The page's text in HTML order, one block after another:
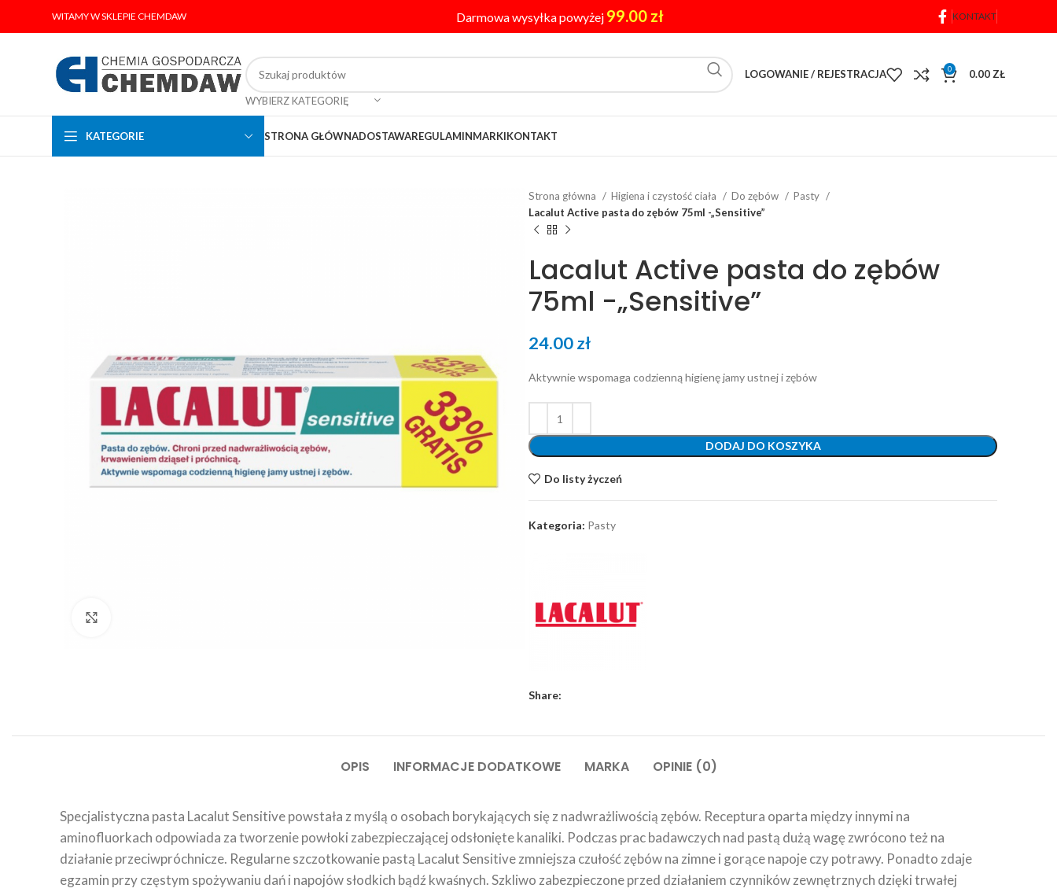
WITAMY W SKLEPIE CHEMDAW Darmowa wysyłka powyżej 99.00 zł KONTAKT
WYBIERZ KATEGORIĘ
LOGOWANIE / REJESTRACJA 0 0.00 ZŁ
KATEGORIE STRONA GŁÓWNADOSTAWAREGULAMINMARKIKONTAKT
Strona główna Higiena i czystość ciała Do zębów
Pasty
Lacalut Active pasta do zębów 75ml -„Sensitive”
Lacalut Active pasta do zębów
75ml -„Sensitive”
24.00zł
Aktywnie wspomaga codzienną higienę jamy ustnej i zębów
DODAJ DO KOSZYKA
Do listy życzeń
Kategoria: Pasty
Share:
OPIS INFORMACJE DODATKOWE MARKA OPINIE (0)
Specjalistyczna pasta Lacalut Sensitive powstała z myślą o osobach borykających się z nadwrażliwością zębów. Receptura oparta między innymi na
aminofluorkach odpowiada za tworzenie powłoki zabezpieczającej odsłonięte kanaliki. Podczas prac badawczych nad pastą dużą wagę zwrócono też na
działanie przeciwpróchnicze. Regularne szczotkowanie pastą Lacalut Sensitive zmniejsza czułość zębów na zimne i gorące napoje czy potrawy. Ponadto zdaje
egzamin przy częstym spożywaniu dań i napojów słodkich bądź kwaśnych. Szkliwo zabezpieczone przed działaniem czynników zewnętrznych dzięki trwałej